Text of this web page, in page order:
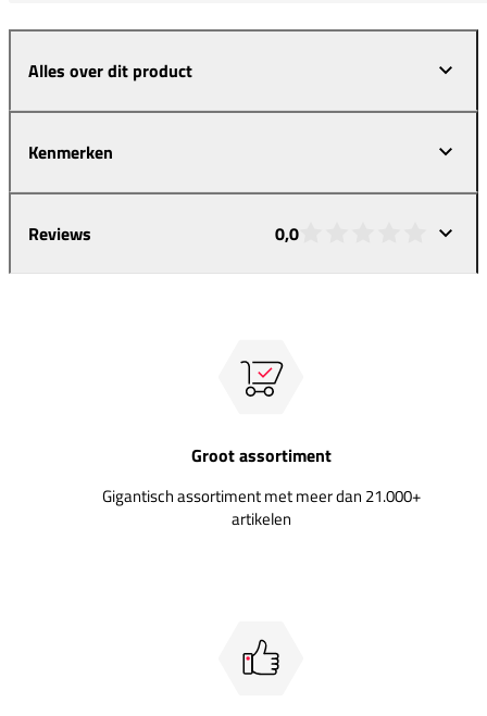
Alles over dit product
Kenmerken
Reviews 0,0
Groot assortiment
Gigantisch assortiment met meer dan 21.000+
artikelen